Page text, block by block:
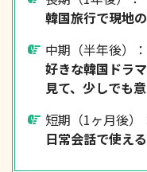
韓国旅行で現地
中期（半年後）：
好きな韓国ドラ
見て、少しでも
短期（1ヶ月後）
日常会話で使え